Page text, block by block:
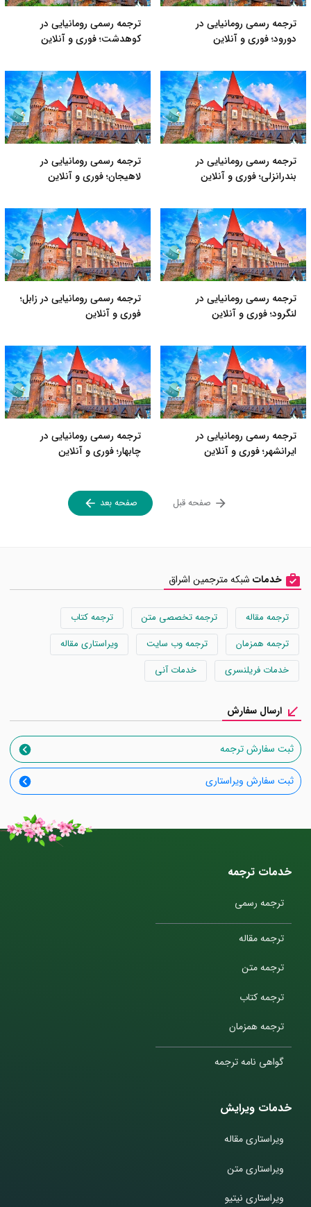
ترجمه رسمی رومانیایی در
دورود؛ فوری و آنلاین
ترجمه رسمی رومانیایی در
کوهدشت؛ فوری و آنلاین
ترجمه رسمی رومانیایی در
بندرانزلی؛ فوری و آنلاین
ترجمه رسمی رومانیایی در
لاهیجان؛ فوری و آنلاین
ترجمه رسمی رومانیایی در
لنگرود؛ فوری و آنلاین
ترجمه رسمی رومانیایی در زابل؛
فوری و آنلاین
ترجمه رسمی رومانیایی در
ایرانشهر؛ فوری و آنلاین
ترجمه رسمی رومانیایی در
چابهار؛ فوری و آنلاین
صفحه قبل صفحه بعد
خدمات شبکه مترجمین اشراق
ترجمه مقاله ترجمه تخصصی متن
ترجمه کتاب
ترجمه همزمان
ترجمه وب سایت
ویراستاری مقاله
خدمات فریلنسری
خدمات آنی
ارسال سفارش
ثبت سفارش ترجمه
ثبت سفارش ویراستاری
خدمات ترجمه
ترجمه رسمی
ترجمه مقاله
ترجمه متن
ترجمه کتاب
ترجمه همزمان
گواهی نامه ترجمه
خدمات ویرایش
ویراستاری مقاله
ویراستاری متن
ویراستاری نیتیو